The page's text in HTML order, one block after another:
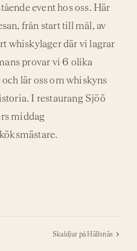
event hos oss. Här
från start till mål, av
whiskylager där vi lagrar
provar vi 6 olika
lär oss om whiskyns
I restaurang Sjöö
middag
Skaldjur på Hällsnäs